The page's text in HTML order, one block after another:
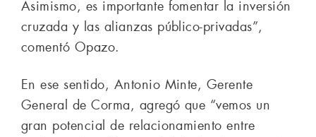
Asimismo, es importante fomentar la inversión
cruzada y las alianzas público-privadas”,
comentó Opazo.
En ese sentido, Antonio Minte, Gerente
General de Corma, agregó que “vemos un
gran potencial de relacionamiento entre